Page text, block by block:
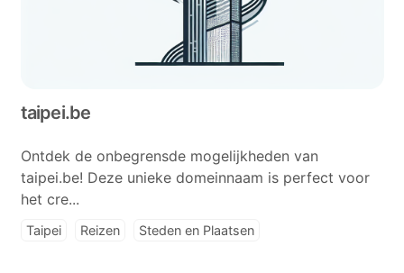
taipei.be
Ontdek de onbegrensde mogelijkheden van
taipei.be! Deze unieke domeinnaam is perfect voor
het cre...
Taipei Reizen Steden en Plaatsen